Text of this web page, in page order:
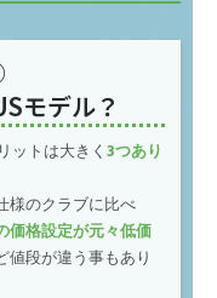
モデル？
ットは大きく3つあり
様のクラブに比べ
価格設定が元々低価
値段が違う事もあり